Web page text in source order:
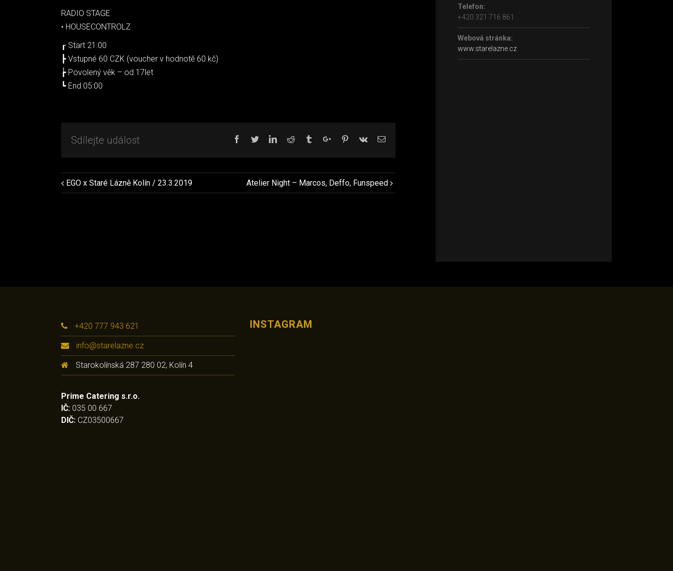
RADIO STAGE
• HOUSECONTROLZ
┎ Start 21:00
┣ Vstupné 60 CZK (voucher v hodnotě 60 kč)
┢ Povolený věk – od 17let
┗ End 05:00
Sdílejte událost Facebook
TwitterLinkedinReddit TumblrGoogle+Pinterest
Vk Email
Navigace
pro
EGO x Staré Lázně Kolín / 23.3.2019 Atelier Night – Marcos, Deffo, Funspeed
Telefon:
+420 321 716 861
Webová stránka:
www.starelazne.cz
+420 777 943 621
info@starelazne.cz
Starokolínská 287 280 02, Kolín 4
Prime Catering s.r.o.
IČ: 035 00 667
DIČ: CZ03500667
INSTAGRAM